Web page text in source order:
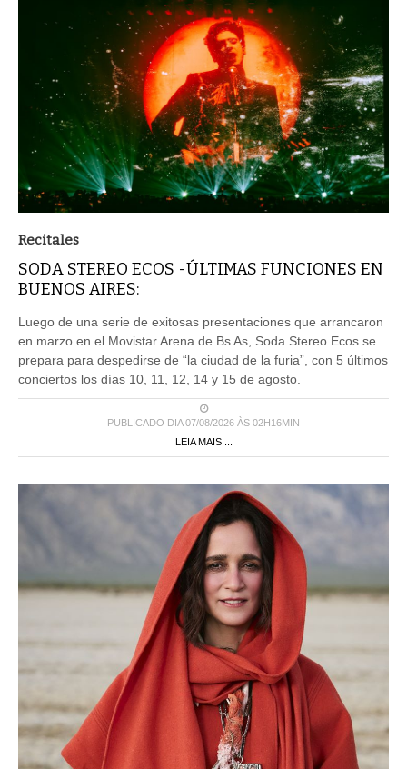
Recitales
SODA STEREO ECOS -ÚLTIMAS FUNCIONES EN
BUENOS AIRES:
Luego de una serie de exitosas presentaciones que arrancaron
en marzo en el Movistar Arena de Bs As, Soda Stereo Ecos se
prepara para despedirse de “la ciudad de la furia”, con 5 últimos
conciertos los días 10, 11, 12, 14 y 15 de agosto.
PUBLICADO DIA 07/08/2026 ÀS 02H16MIN
LEIA MAIS ...